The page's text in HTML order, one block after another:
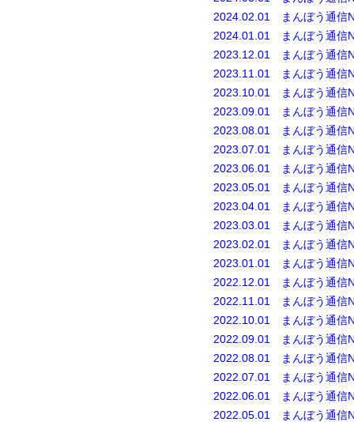
2024.02.01 まんぼう通信
2024.01.01 まんぼう通信
2023.12.01 まんぼう通信
2023.11.01 まんぼう通信
2023.10.01 まんぼう通信
2023.09.01 まんぼう通信
2023.08.01 まんぼう通信
2023.07.01 まんぼう通信
2023.06.01 まんぼう通信
2023.05.01 まんぼう通信
2023.04.01 まんぼう通信
2023.03.01 まんぼう通信
2023.02.01 まんぼう通信
2023.01.01 まんぼう通信
2022.12.01 まんぼう通信
2022.11.01 まんぼう通信
2022.10.01 まんぼう通信
2022.09.01 まんぼう通信
2022.08.01 まんぼう通信
2022.07.01 まんぼう通信
2022.06.01 まんぼう通信
2022.05.01 まんぼう通信